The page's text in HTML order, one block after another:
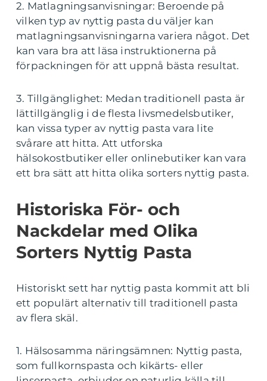
2. Matlagningsanvisningar: Beroende på
vilken typ av nyttig pasta du väljer kan
matlagningsanvisningarna variera något. Det
kan vara bra att läsa instruktionerna på
förpackningen för att uppnå bästa resultat.
3. Tillgänglighet: Medan traditionell pasta är
lättillgänglig i de flesta livsmedelsbutiker,
kan vissa typer av nyttig pasta vara lite
svårare att hitta. Att utforska
hälsokostbutiker eller onlinebutiker kan vara
ett bra sätt att hitta olika sorters nyttig pasta.
Historiska För- och
Nackdelar med Olika
Sorters Nyttig Pasta
Historiskt sett har nyttig pasta kommit att bli
ett populärt alternativ till traditionell pasta
av flera skäl.
1. Hälsosamma näringsämnen: Nyttig pasta,
som fullkornspasta och kikärts- eller